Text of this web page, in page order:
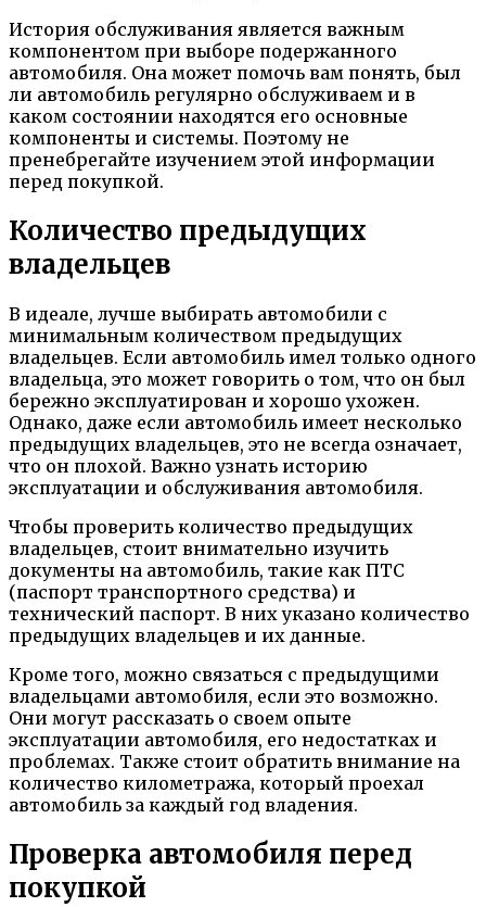
История обслуживания является важным
компонентом при выборе подержанного
автомобиля. Она может помочь вам понять, был
ли автомобиль регулярно обслуживаем и в
каком состоянии находятся его основные
компоненты и системы. Поэтому не
пренебрегайте изучением этой информации
перед покупкой.
Количество предыдущих
владельцев
В идеале, лучше выбирать автомобили с
минимальным количеством предыдущих
владельцев. Если автомобиль имел только одного
владельца, это может говорить о том, что он был
бережно эксплуатирован и хорошо ухожен.
Однако, даже если автомобиль имеет несколько
предыдущих владельцев, это не всегда означает,
что он плохой. Важно узнать историю
эксплуатации и обслуживания автомобиля.
Чтобы проверить количество предыдущих
владельцев, стоит внимательно изучить
документы на автомобиль, такие как ПТС
(паспорт транспортного средства) и
технический паспорт. В них указано количество
предыдущих владельцев и их данные.
Кроме того, можно связаться с предыдущими
владельцами автомобиля, если это возможно.
Они могут рассказать о своем опыте
эксплуатации автомобиля, его недостатках и
проблемах. Также стоит обратить внимание на
количество километража, который проехал
автомобиль за каждый год владения.
Проверка автомобиля перед
покупкой